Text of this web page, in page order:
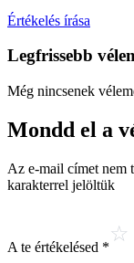
Értékelés írása
Legfrissebb
Még nincsenek
Mondd el a
Az e-mail címet nem
karakterrel jelöltük
A te értékelésed *